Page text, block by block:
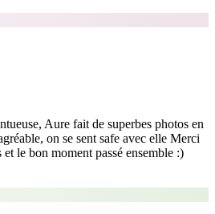
Aure fait de superbes photos en
on se sent safe avec elle Merci
le bon moment passé ensemble :)